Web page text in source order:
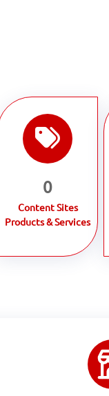
0
Content Sites
Products & Services